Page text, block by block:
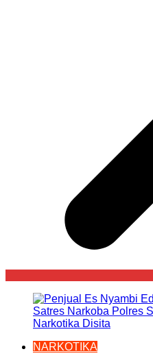
NARKOTIKA